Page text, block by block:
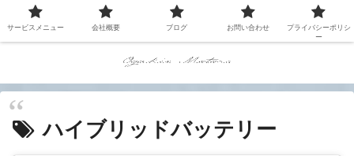
ハイブリッドバッテリー
サービスメニュー 会社概要 ブログ お問い合わせ
プライバシーポリシ
ー